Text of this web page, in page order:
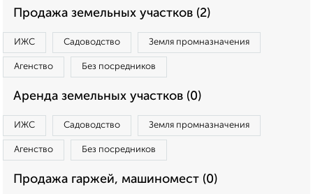
Продажа земельных участков (2)
ИЖС Садоводство Земля промназначения
Агенство Без посредников
Аренда земельных участков (0)
ИЖС Садоводство Земля промназначения
Агенство Без посредников
Продажа гаржей, машиномест (0)